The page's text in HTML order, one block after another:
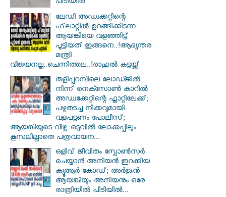
പിടിയില്‍
ലേഡി അഡ്വക്കറ്റിന്റെ
ഫ്‌ലാറ്റിൽ ഉറങ്ങിക്കിടന്ന
ആയങ്കിയെ വളഞ്ഞിട്ട്
പൂട്ടിയത് ഇങ്ങനെ..!ആഭ്യന്തര
മന്ത്രി
വിജയനല്ല..ചെന്നിത്തല..!രാഹുൽ കട്ടയ്ക്ക്
തളിപ്പറമ്പിലെ ലോഡ്ജിൽ
നിന്ന് നെക്സോൺ കാറിൽ
അഡ്വക്കേറ്റിന്റെ ഫ്ലാറ്റിലേക്ക്;
പഴുതടച്ച നീക്കവുമായി
വളപട്ടണം പോലീസ്;
ആയങ്കിയുടെ വീഴ്ച: ഒടുവിൽ ലോക്കപ്പിലും
കൂസലില്ലാതെ പത്രവായന...
ഒളിവ് ജീവിതം സ്പോൺസർ
ചെയ്യാൻ അനിയൻ ഇറക്കിയ
ക്യൂആർ കോഡ്; അർജുൻ
ആയങ്കിയും അനിയനും ഒരേ
രാത്രിയിൽ പിടിയിൽ...